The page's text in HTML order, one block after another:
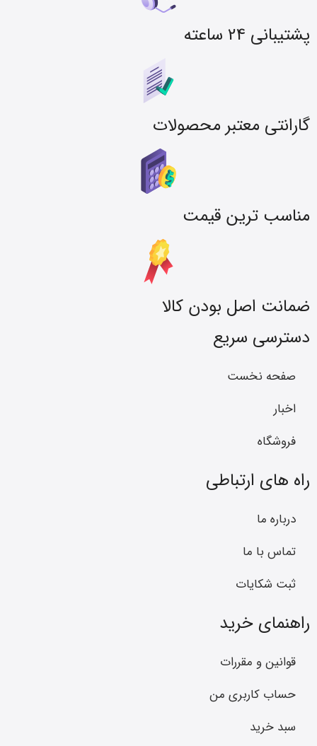
پشتیبانی 24 ساعته
گارانتی معتبر محصولات
مناسب ترین قیمت
ضمانت اصل بودن کالا
دسترسی سریع
صفحه نخست
اخبار
فروشگاه
راه های ارتباطی
درباره ما
تماس با ما
ثبت شکایات
راهنمای خرید
قوانین و مقررات
حساب کاربری من
سبد خرید